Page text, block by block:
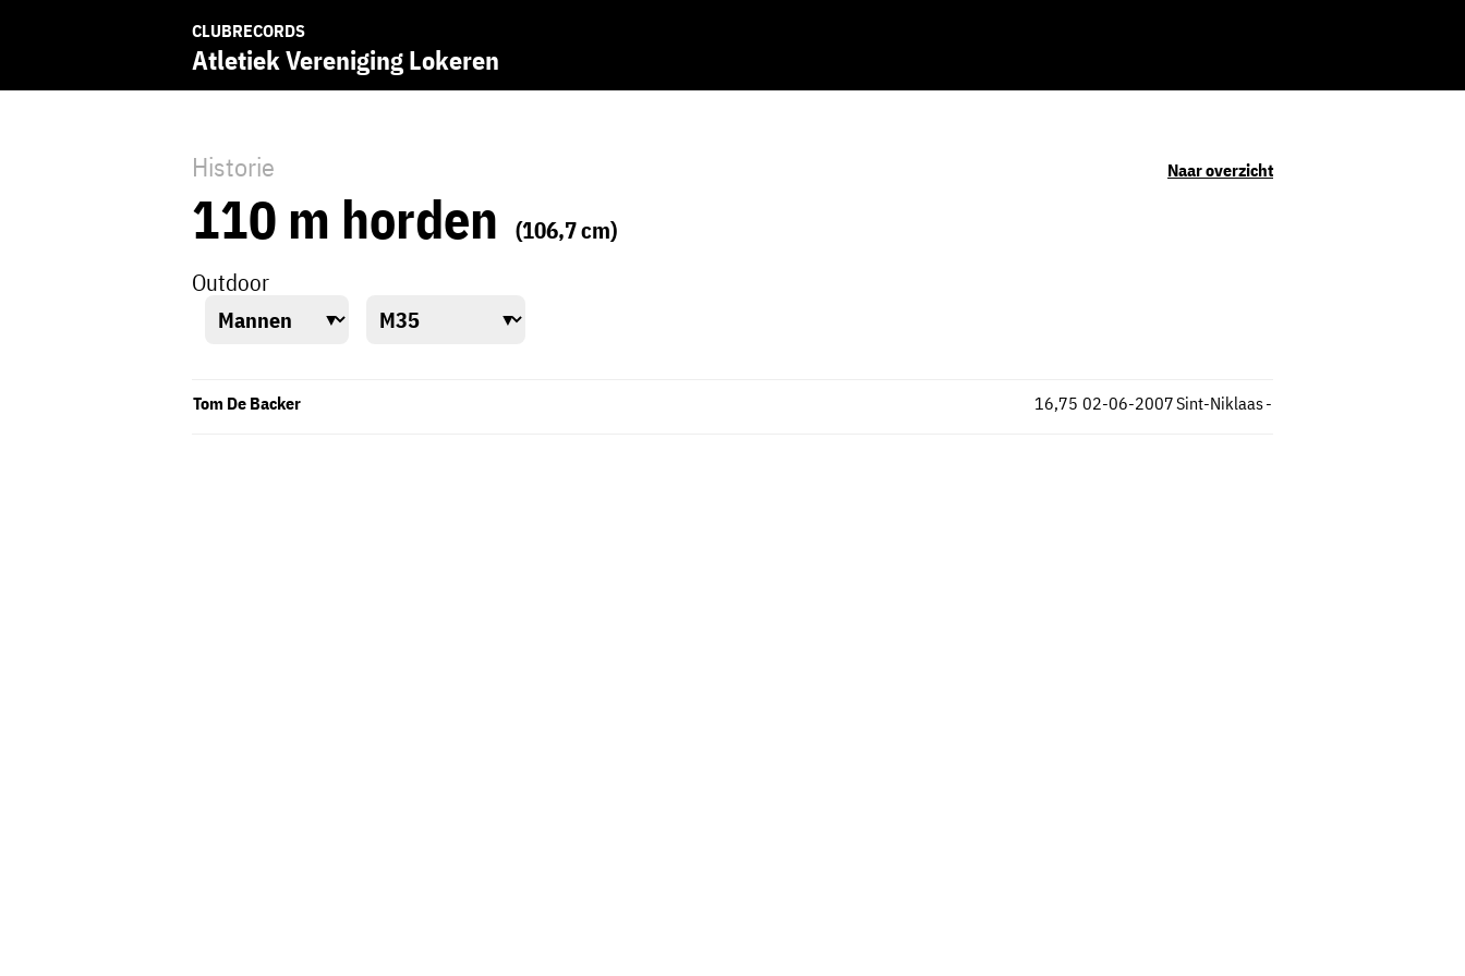
CLUBRECORDS
Atletiek Vereniging Lokeren
Historie Naar overzicht
110 m horden
(106,7 cm)
Outdoor
Tom De Backer Sint-Niklaas
16,75 -
02-06-2007